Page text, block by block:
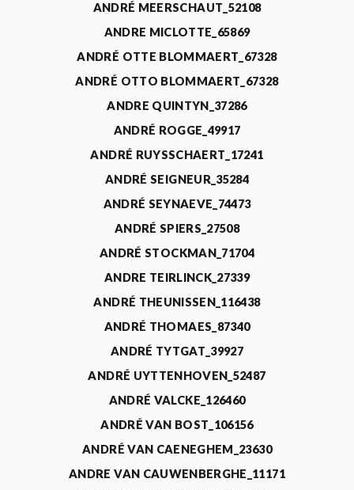
ANDRÉ MEERSCHAUT_52108
ANDRE MICLOTTE_65869
ANDRÉ OTTE BLOMMAERT_67328
ANDRÉ OTTO BLOMMAERT_67328
ANDRE QUINTYN_37286
ANDRÉ ROGGE_49917
ANDRÉ RUYSSCHAERT_17241
ANDRÉ SEIGNEUR_35284
ANDRÉ SEYNAEVE_74473
ANDRÉ SPIERS_27508
ANDRÉ STOCKMAN_71704
ANDRE TEIRLINCK_27339
ANDRÉ THEUNISSEN_116438
ANDRÉ THOMAES_87340
ANDRÉ TYTGAT_39927
ANDRÉ UYTTENHOVEN_52487
ANDRÉ VALCKE_126460
ANDRÉ VAN BOST_106156
ANDRÉ VAN CAENEGHEM_23630
ANDRE VAN CAUWENBERGHE_11171